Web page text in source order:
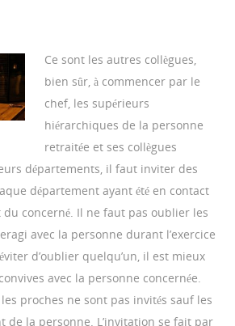
Ce sont les autres collègues,
bien sûr, à commencer par le
chef, les supérieurs
hiérarchiques de la personne
retraitée et ses collègues
départements, il faut inviter des
département ayant été en contact
concerné. Il ne faut pas oublier les
avec la personne durant l’exercice
d’oublier quelqu’un, il est mieux
avec la personne concernée.
proches ne sont pas invités sauf les
de la personne. L’invitation se fait par